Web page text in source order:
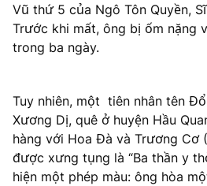
Vũ thứ 5 của Ngô Tôn Quyền,
Trước khi mất, ông bị ốm nặng
trong ba ngày.
Tuy nhiên, một tiên nhân tên
Xương Dị, quê ở huyện Hầu
hàng với Hoa Đà và Trương Cơ
được xưng tụng là “Ba thần y
hiện một phép màu: ông hòa